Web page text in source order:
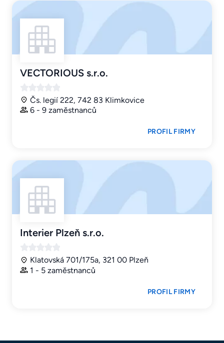
VECTORIOUS s.r.o.
Čs. legií 222, 742 83 Klimkovice
6 - 9 zaměstnanců
PROFIL FIRMY
Interier Plzeň s.r.o.
Klatovská 701/175a, 321 00 Plzeň
1 - 5 zaměstnanců
PROFIL FIRMY